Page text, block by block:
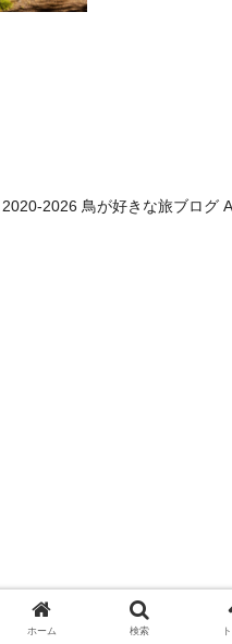
2026 鳥が好きな旅ブログ
ホーム 検索